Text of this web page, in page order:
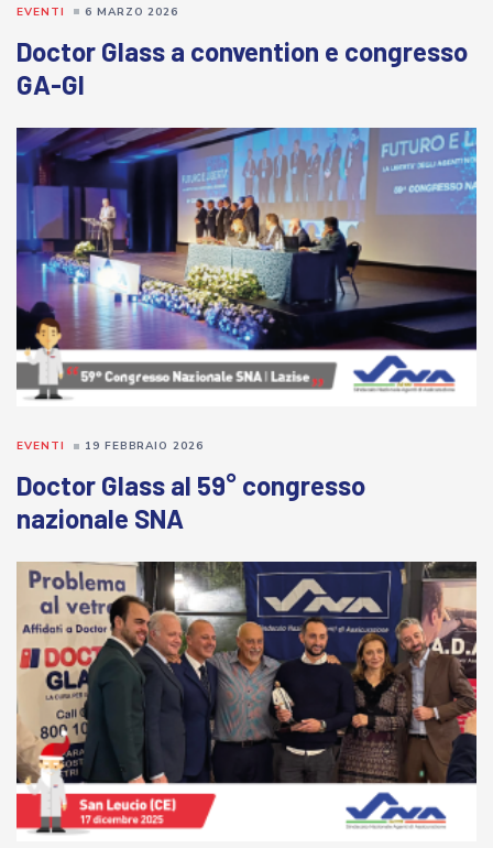
Doctor Glass a convention e congresso
GA-GI
EVENTI 6 MARZO 2026
Doctor Glass al 59° congresso
nazionale SNA
EVENTI 19 FEBBRAIO 2026